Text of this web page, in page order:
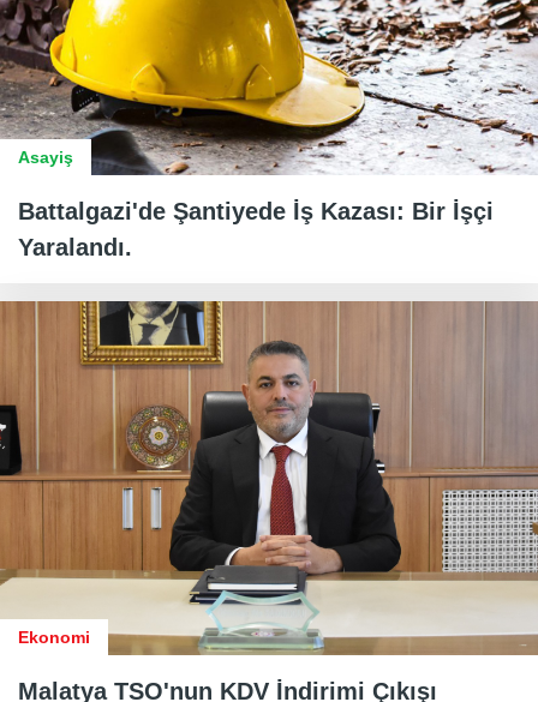
Asayiş
Battalgazi'de Şantiyede İş Kazası: Bir İşçi
Yaralandı.
Ekonomi
Malatya TSO'nun KDV İndirimi Çıkışı